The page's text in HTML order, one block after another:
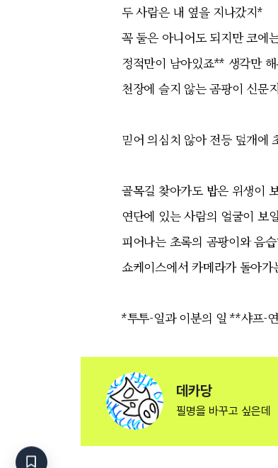
두 사람은 내 옆을 지나갔지*
꼭 둘은 아니어도 되지만 코에
정적만이 남아있죠** 생각만
천장에 슬지 않는 곰팡이 신문
믿어 의심치 않아 전등 덮개에
골목길 찾아가도 밥은 위생이
연단에 있는 사람의 얼굴이 보
피어나는 초록의 곰팡이와 음
쇼케이스에서 카메라가 돌아
*투투-일과 이분의 일 **샤프-
데카당
필명을 바꾸고 싶은데